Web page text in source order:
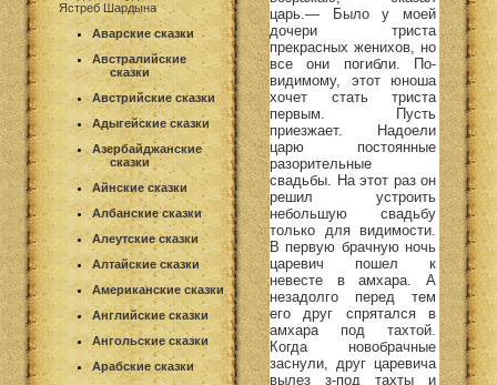
Ястреб Шардына
Аварские сказки
Австралийские
сказки
Австрийские сказки
Адыгейские сказки
Азербайджанские
сказки
Айнские сказки
Албанские сказки
Алеутские сказки
Алтайские сказки
Американские сказки
Английские сказки
Ангольские сказки
Арабские сказки
царь.— Было у моей
дочери триста
прекрасных женихов, но
все они погибли. По-
видимому, этот юноша
хочет стать триста
первым. Пусть
приезжает. Надоели
царю постоянные
разорительные
свадьбы. На этот раз он
решил устроить
небольшую свадьбу
только для видимости.
В первую брачную ночь
царевич пошел к
невесте в амхара. А
незадолго перед тем
его друг спрятался в
амхара под тахтой.
Когда новобрачные
заснули, друг царевича
вылез з-под тахты и